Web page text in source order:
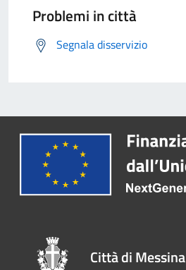
Problemi in città
Segnala disservizio
Città di Messina